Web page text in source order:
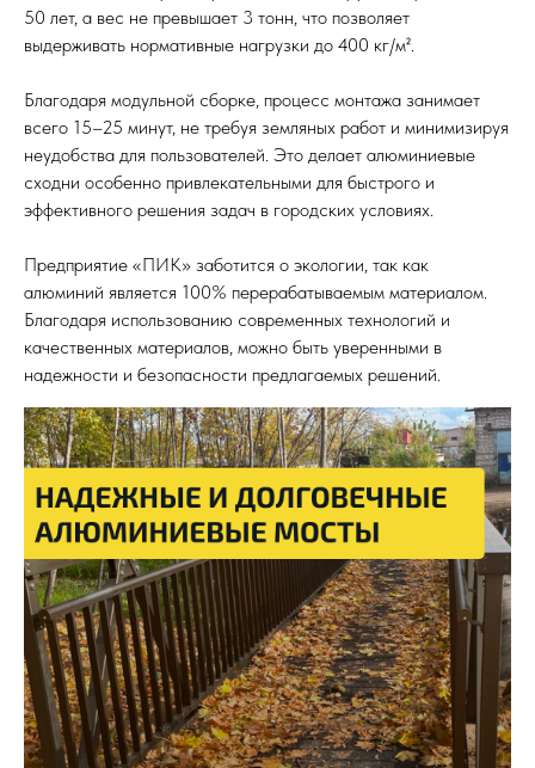
50 лет, а вес не превышает 3 тонн, что позволяет
выдерживать нормативные нагрузки до 400 кг/м².
Благодаря модульной сборке, процесс монтажа занимает
всего 15–25 минут, не требуя земляных работ и минимизируя
неудобства для пользователей. Это делает алюминиевые
сходни особенно привлекательными для быстрого и
эффективного решения задач в городских условиях.
Предприятие «ПИК» заботится о экологии, так как
алюминий является 100% перерабатываемым материалом.
Благодаря использованию современных технологий и
качественных материалов, можно быть уверенными в
надежности и безопасности предлагаемых решений.